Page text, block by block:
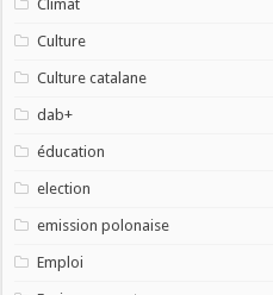
Climat
Culture
Culture catalane
dab+
éducation
election
emission polonaise
Emploi